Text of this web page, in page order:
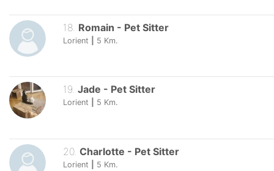
18. Romain - Pet Sitter
Lorient 5 Km.
19. Jade - Pet Sitter
Lorient 5 Km.
20. Charlotte - Pet Sitter
Lorient 5 Km.